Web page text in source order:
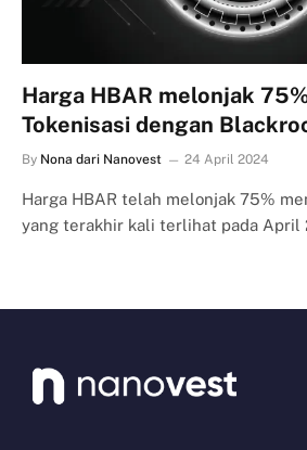
Harga HBAR melonjak
Tokenisasi dengan
By Nona dari Nanovest 24 April 2024
Harga HBAR telah melonjak 75%
yang terakhir kali terlihat pada April